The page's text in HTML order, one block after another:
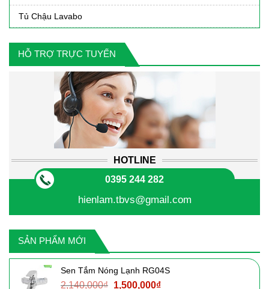
Tủ Chậu Lavabo
HỖ TRỢ TRỰC TUYẾN
HOTLINE
0395 244 282
hienlam.tbvs@gmail.com
SẢN PHẨM MỚI
Sen Tắm Nóng Lạnh RG04S
2,140,000₫ Giá
1,500,000₫Giá